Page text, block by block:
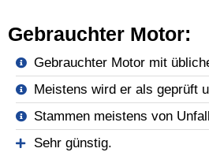
Gebrauchter Motor:
Gebrauchter Motor mit
Meistens wird er als geprüft
Stammen meistens von
Sehr günstig.